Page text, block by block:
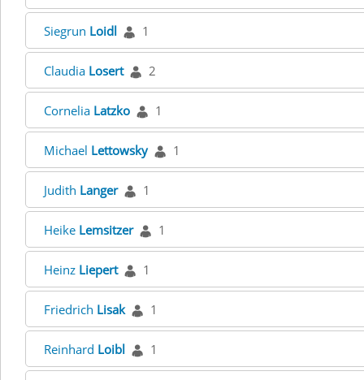
Siegrun Loidl 1
Claudia Losert 2
Cornelia Latzko 1
Michael Lettowsky 1
Judith Langer 1
Heike Lemsitzer 1
Heinz Liepert 1
Friedrich Lisak 1
Reinhard Loibl 1